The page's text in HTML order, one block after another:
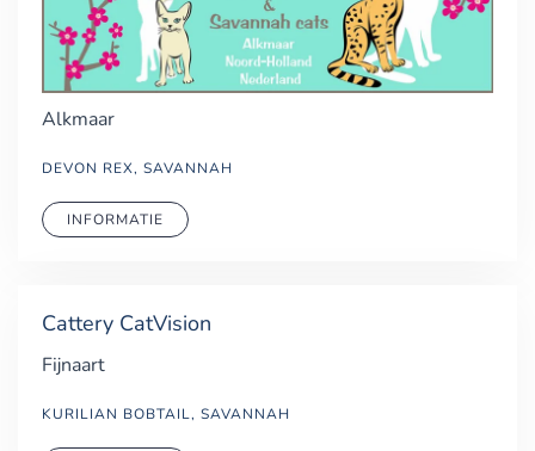
Alkmaar
DEVON REX, SAVANNAH
INFORMATIE
Cattery CatVision
Fijnaart
KURILIAN BOBTAIL, SAVANNAH